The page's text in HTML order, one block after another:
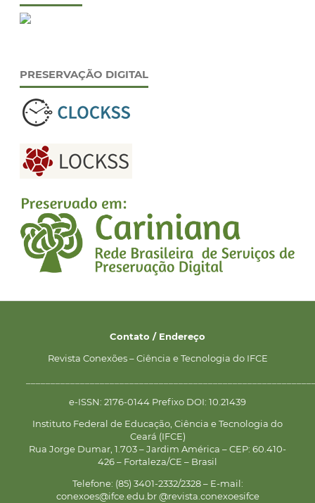
PRESERVAÇÃO DIGITAL
Contato / Endereço
Revista Conexões – Ciência e Tecnologia do IFCE
e-ISSN: 2176-0144 Prefixo DOI: 10.21439
Instituto Federal de Educação, Ciência e Tecnologia do
Ceará (IFCE)
Rua Jorge Dumar, 1.703 – Jardim América – CEP: 60.410-
426 – Fortaleza/CE – Brasil
Telefone: (85) 3401-2332/2328 – E-mail:
conexoes@ifce.edu.br @revista.conexoesifce